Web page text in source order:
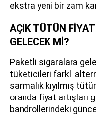
ekstra yeni bir zam
AÇIK TÜTÜN
GELECEK Mİ?
Paketli sigaralara
tüketicileri farklı
sarmalık kıyılmış
oranda fiyat artışları
bandrollerindeki